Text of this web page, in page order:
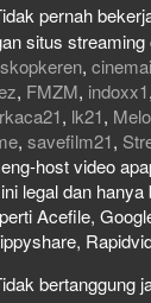
pernah
situs streaming
,
, FMZM, indoxx1,
, lk21,
, savefilm21,
host video
legal dan
Acefile,
bertanggung